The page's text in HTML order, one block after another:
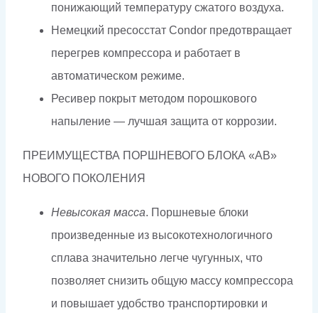
понижающий температуру сжатого воздуха.
Немецкий пресосстат Condor предотвращает
перегрев компрессора и работает в
автоматическом режиме.
Ресивер покрыт методом порошкового
напыление — лучшая защита от коррозии.
ПРЕИМУЩЕСТВА ПОРШНЕВОГО БЛОКА «AB»
НОВОГО ПОКОЛЕНИЯ
Невысокая масса. Поршневые блоки
произведенные из высокотехнологичного
сплава значительно легче чугунных, что
позволяет снизить общую массу компрессора
и повышает удобство транспортировки и